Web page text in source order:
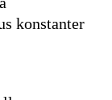
konstanter